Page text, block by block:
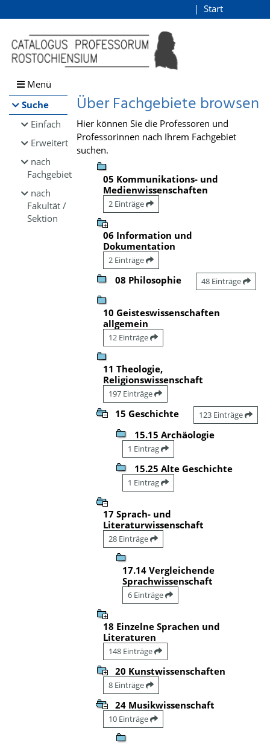
Browsen
direkt zum Inhalt
Start
Menü
Suche
Einfach
Erweitert
nach
Fachgebiet
nach
Fakultät /
Sektion
Über Fachgebiete browsen
Hier können Sie die Professoren und
Professorinnen nach Ihrem Fachgebiet
suchen.
05 Kommunikations- und
Medienwissenschaften
2 Einträge
06 Information und
Dokumentation
2 Einträge
08 Philosophie 48 Einträge
10 Geisteswissenschaften
allgemein
12 Einträge
11 Theologie,
Religionswissenschaft
197 Einträge
15 Geschichte 123 Einträge
15.15 Archäologie
1 Eintrag
15.25 Alte Geschichte
1 Eintrag
17 Sprach- und
Literaturwissenschaft
28 Einträge
17.14 Vergleichende
Sprachwissenschaft
6 Einträge
18 Einzelne Sprachen und
Literaturen
148 Einträge
20 Kunstwissenschaften
8 Einträge
24 Musikwissenschaft
10 Einträge